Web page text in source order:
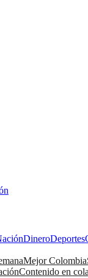
DineroDeportes
Mejor Colombia
Contenido en